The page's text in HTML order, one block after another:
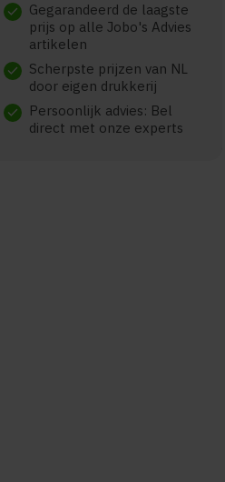
check Gegarandeerd de laagste
prijs op alle Jobo's Advies
artikelen
check Scherpste prijzen van NL
door eigen drukkerij
check
Persoonlijk advies: Bel
direct met onze experts